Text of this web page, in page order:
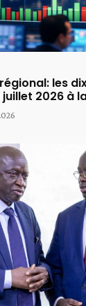
les
2026 à la